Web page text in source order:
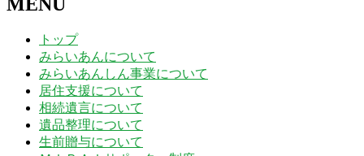
トップ
みらいあんについて
みらいあんしん事業について
居住支援について
相続遺言について
遺品整理について
生前贈与について